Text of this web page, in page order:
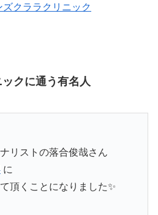
ズクララクリニック
クに通う有名人
リストの落合俊哉さん
に
頂くことになりました✨